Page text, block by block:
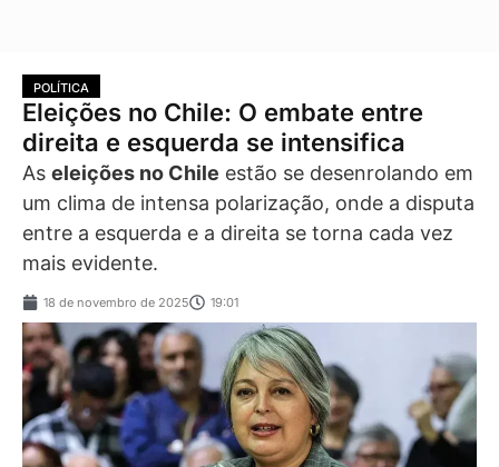
POLÍTICA
Eleições no Chile: O embate entre
direita e esquerda se intensifica
As eleições no Chile estão se desenrolando em
um clima de intensa polarização, onde a disputa
entre a esquerda e a direita se torna cada vez
mais evidente.
18 de novembro de 2025 19:01